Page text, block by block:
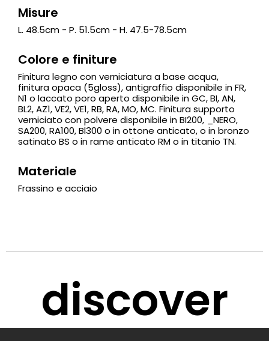
Misure
L. 48.5cm - P. 51.5cm - H. 47.5-78.5cm
Colore e finiture
Finitura legno con verniciatura a base acqua,
finitura opaca (5gloss), antigraffio disponibile in FR,
N1 o laccato poro aperto disponibile in GC, BI, AN,
BL2, AZ1, VE2, VE1, RB, RA, MO, MC. Finitura supporto
verniciato con polvere disponibile in BI200, _NERO,
SA200, RA100, Bl300 o in ottone anticato, o in bronzo
satinato BS o in rame anticato RM o in titanio TN.
Materiale
Frassino e acciaio
discover